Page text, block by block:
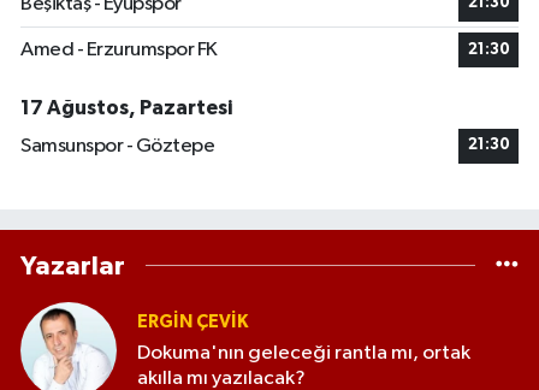
21:30
Amed - Erzurumspor FK 21:30
17 Ağustos, Pazartesi
Samsunspor - Göztepe
21:30
Yazarlar
ERGIN ÇEVİK
Dokuma'nın geleceği rantla mı, ortak
akılla mı yazılacak?